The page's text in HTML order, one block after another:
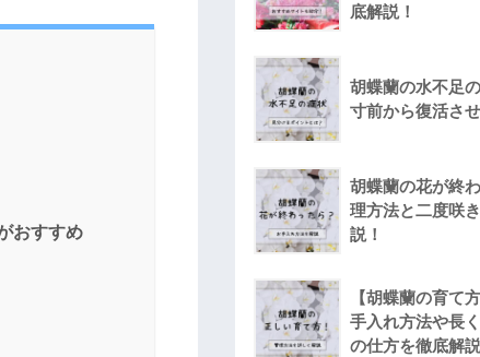
おすすめ
底解説！
胡蝶蘭の水不足
寸前から復活さ
胡蝶蘭の花が終
理方法と二度咲
説！
【胡蝶蘭の育て
手入れ方法や長
の仕方を徹底解説